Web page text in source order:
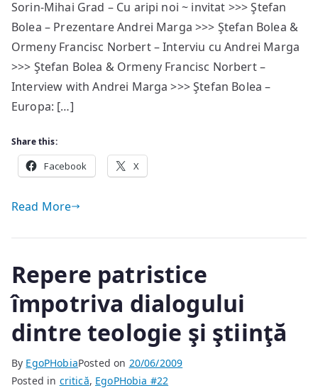
Sorin-Mihai Grad – Cu aripi noi ~ invitat >>> Ştefan
Bolea – Prezentare Andrei Marga >>> Ştefan Bolea &
Ormeny Francisc Norbert – Interviu cu Andrei Marga
>>> Ştefan Bolea & Ormeny Francisc Norbert –
Interview with Andrei Marga >>> Ştefan Bolea –
Europa: […]
Share this:
Facebook X
Read More
Repere patristice
împotriva dialogului
dintre teologie şi ştiinţă
By EgoPHobiaPosted on 20/06/2009
Posted in critică, EgoPHobia #22